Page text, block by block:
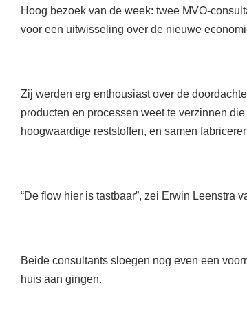
Hoog bezoek van de week: twee MVO-
voor een uitwisseling over de nieuwe
Zij werden erg enthousiast over de
producten en processen weet te verzinnen
hoogwaardige reststoffen, en samen
“De flow hier is tastbaar”, zei Erwin Leenstra
Beide consultants sloegen nog even een
huis aan gingen.